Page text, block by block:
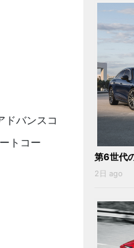
ドバンスコ
トコー
第6世代
2日 ago